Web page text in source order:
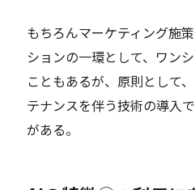
もちろんマーケティング施
ションの一環として、ワン
こともあるが、原則として
テナンスを伴う技術の導入
がある。